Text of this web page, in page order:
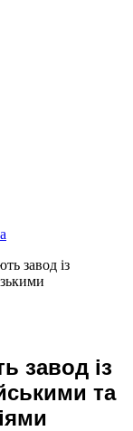
завод із
завод із
та